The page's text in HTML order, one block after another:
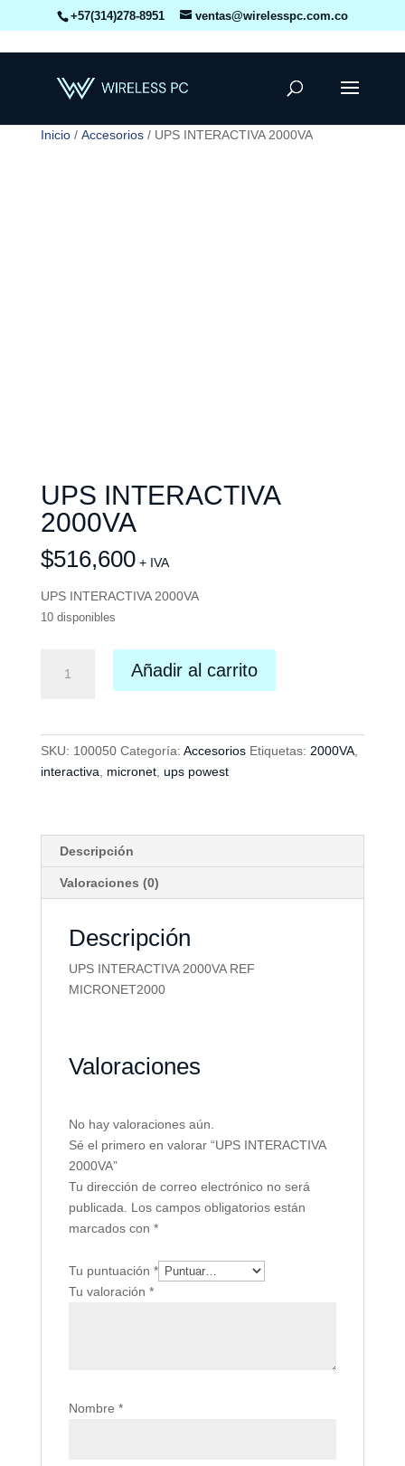
+57(314)278-8951 ventas@wirelesspc.com.co
Inicio/ Accesorios/ UPS INTERACTIVA 2000VA
UPS INTERACTIVA
2000VA
$516,600 + IVA
UPS INTERACTIVA 2000VA
10 disponibles
INTERACTIVA
Añadir al carrito
SKU: 100050 Categoría: Accesorios Etiquetas: 2000VA,
interactiva, micronet, ups powest
Descripción
Valoraciones (0)
Descripción
UPS INTERACTIVA 2000VA REF
MICRONET2000
Valoraciones
No hay valoraciones aún.
Sé el primero en valorar “UPS INTERACTIVA
2000VA”
Tu dirección de correo electrónico no será
publicada. Los campos obligatorios están
marcados con *
Tu puntuación *
Tu valoración *
Nombre *